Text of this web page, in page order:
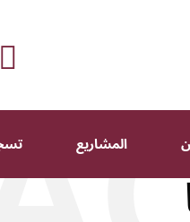
المشاريع